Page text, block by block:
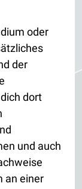
oder
der
dort
und auch
an einer